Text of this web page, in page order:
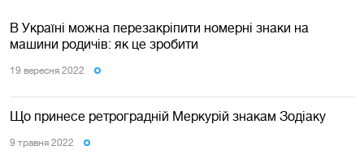
В Україні можна перезакріпити номерні знаки на
машини родичів: як це зробити
19 вересня 2022
Що принесе ретроградній Меркурій знакам Зодіаку
9 травня 2022